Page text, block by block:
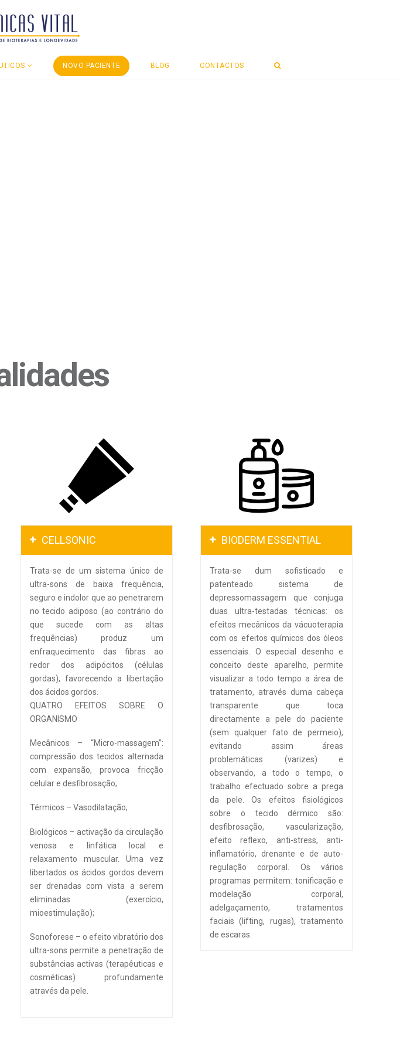
NOVO PACIENTE BLOG CONTACTOS
CELLSONIC
Trata-se de um sistema único de
ultra-sons de baixa frequência,
seguro e indolor que ao penetrarem
no tecido adiposo (ao contrário do
que sucede com as altas
frequências) produz um
enfraquecimento das fibras ao
redor dos adipócitos (células
gordas), favorecendo a libertação
dos ácidos gordos.
QUATRO EFEITOS SOBRE O
ORGANISMO
Mecânicos – “Micro-massagem”:
compressão dos tecidos alternada
com expansão, provoca fricção
celular e desfibrosação;
Térmicos – Vasodilatação;
Biológicos – activação da circulação
venosa e linfática local e
relaxamento muscular. Uma vez
libertados os ácidos gordos devem
ser drenadas com vista a serem
eliminadas (exercício,
mioestimulação);
Sonoforese – o efeito vibratório dos
ultra-sons permite a penetração de
substâncias activas (terapêuticas e
cosméticas) profundamente
através da pele.
BIODERM ESSENTIAL
Trata-se dum sofisticado e
patenteado sistema de
depressomassagem que conjuga
duas ultra-testadas técnicas: os
efeitos mecânicos da vácuoterapia
com os efeitos químicos dos óleos
essenciais. O especial desenho e
conceito deste aparelho, permite
visualizar a todo tempo a área de
tratamento, através duma cabeça
transparente que toca
directamente a pele do paciente
(sem qualquer fato de permeio),
evitando assim áreas
problemáticas (varizes) e
observando, a todo o tempo, o
trabalho efectuado sobre a prega
da pele. Os efeitos fisiológicos
sobre o tecido dérmico são:
desfibrosação, vascularização,
efeito reflexo, anti-stress, anti-
inflamatório, drenante e de auto-
regulação corporal. Os vários
programas permitem: tonificação e
modelação corporal,
adelgaçamento, tratamentos
faciais (lifting, rugas), tratamento
de escaras.